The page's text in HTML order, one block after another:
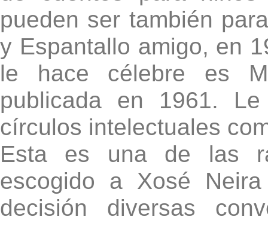
pueden ser también
y Espantallo amigo, en
le hace célebre es
publicada en 1961.
círculos intelectuales
Esta es una de las
escogido a Xosé
decisión diversas